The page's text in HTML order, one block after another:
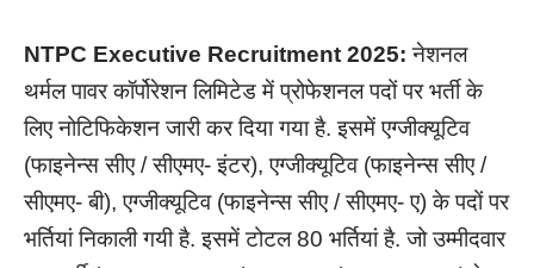
NTPC Executive Recruitment 2025: नेशनल
थर्मल पावर कॉर्पोरेशन लिमिटेड में प्रोफेशनल पदों पर भर्ती के
लिए नोटिफिकेशन जारी कर दिया गया है. इसमें एग्जीक्यूटिव
(फाइनेन्स सीए / सीएमए- इंटर), एग्जीक्यूटिव (फाइनेन्स सीए /
सीएमए- बी), एग्जीक्यूटिव (फाइनेन्स सीए / सीएमए- ए) के पदों पर
भर्तियां निकाली गयी है. इसमें टोटल 80 भर्तियां है. जो उम्मीदवार